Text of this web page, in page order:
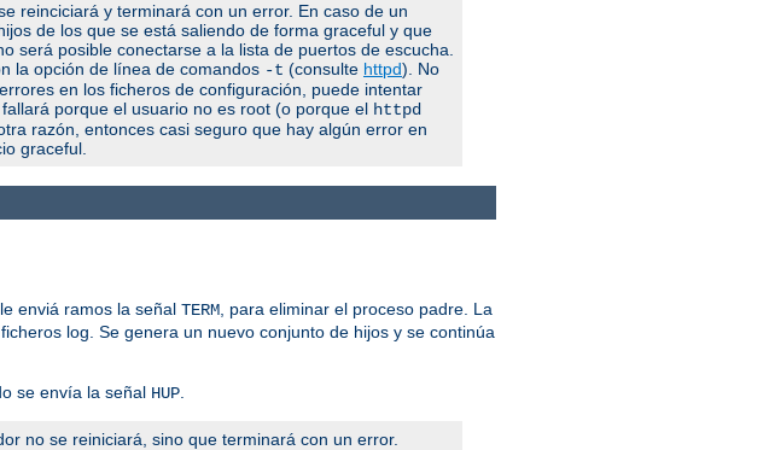
reinciciará y terminará con un error. En caso de un
de los que se está saliendo de forma graceful y que
será posible conectarse a la lista de puertos de escucha.
la opción de línea de comandos -t (consulte httpd). No
en los ficheros de configuración, puede intentar
porque el usuario no es root (o porque el httpd
razón, entonces casi seguro que hay algún error en
graceful.
enviá ramos la señal TERM , para eliminar el proceso padre. La
log. Se genera un nuevo conjunto de hijos y se continúa
se envía la señal HUP
no se reiniciará, sino que terminará con un error.